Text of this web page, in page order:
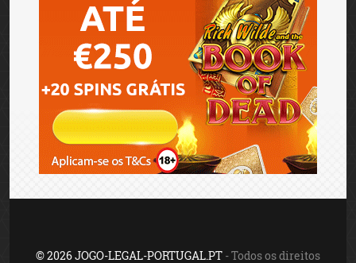
© 2026 JOGO-LEGAL-PORTUGAL.PT - Todos os direitos